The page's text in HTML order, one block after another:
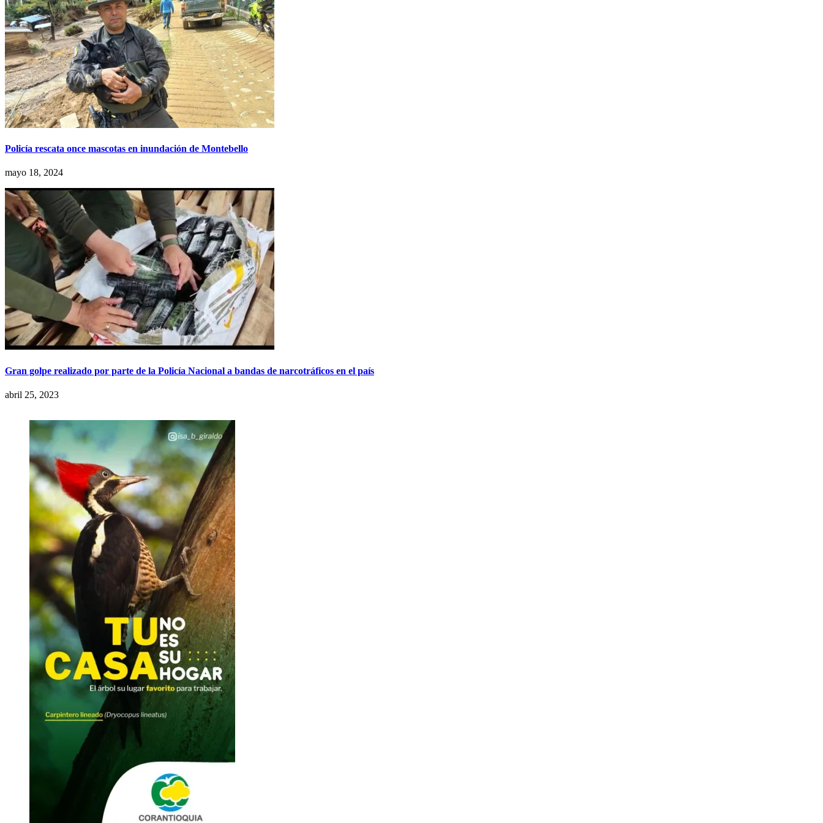
Policía rescata once mascotas en inundación de Montebello
mayo 18, 2024
Gran golpe realizado por parte de la Policía Nacional a bandas de narcotráficos en el país
abril 25, 2023